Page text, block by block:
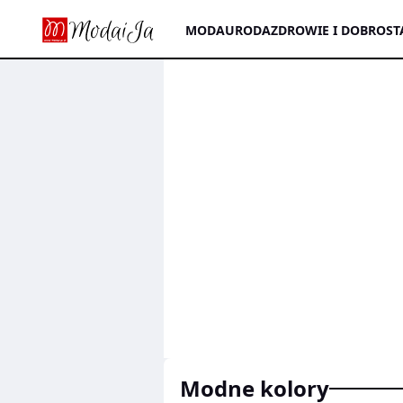
MODAURODAZDROWIE I
modne kolory